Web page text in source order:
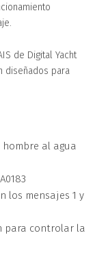
de Digital Yacht
diseñados para
hombre al agua
los mensajes 1 y
para controlar la